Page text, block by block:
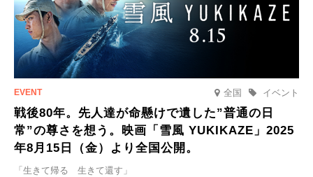
全国 イベント
戦後80年。先人達が命懸けで遺した”普通の日
常”の尊さを想う。映画「雪風 YUKIKAZE」2025
年8月15日（金）より全国公開。
「生きて帰る 生きて還す」